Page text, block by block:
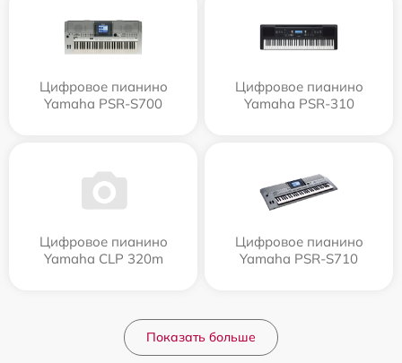
Цифровое пианино
Yamaha PSR-S700
Цифровое пианино
Yamaha PSR-310
Цифровое пианино
Yamaha CLP 320m
Цифровое пианино
Yamaha PSR-S710
Показать больше